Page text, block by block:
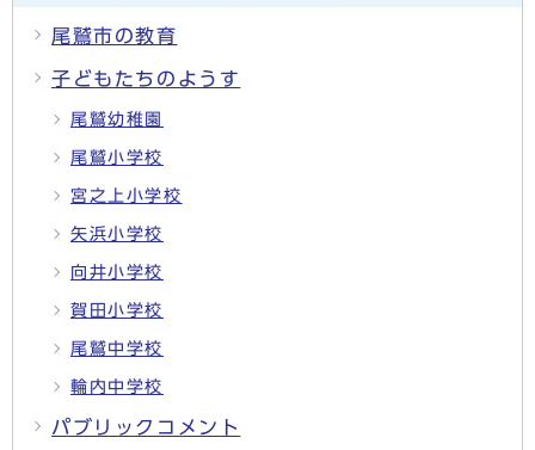
尾鷲市の教育
子どもたちのようす
尾鷲幼稚園
尾鷲小学校
宮之上小学校
矢浜小学校
向井小学校
賀田小学校
尾鷲中学校
輪内中学校
パブリックコメント